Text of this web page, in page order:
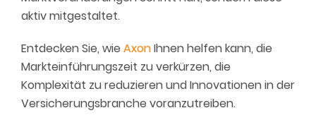
aktiv mitgestaltet.
Entdecken Sie, wie AxonIhnen helfen kann, die
Marktein­führungszeit zu verkürzen, die
Komplexität zu reduzieren und Innovationen in der
Versicherungsbranche voranzutreiben.